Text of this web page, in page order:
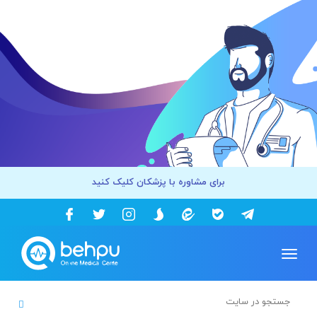
برای مشاوره با پزشکان کلیک کنید
Toggle